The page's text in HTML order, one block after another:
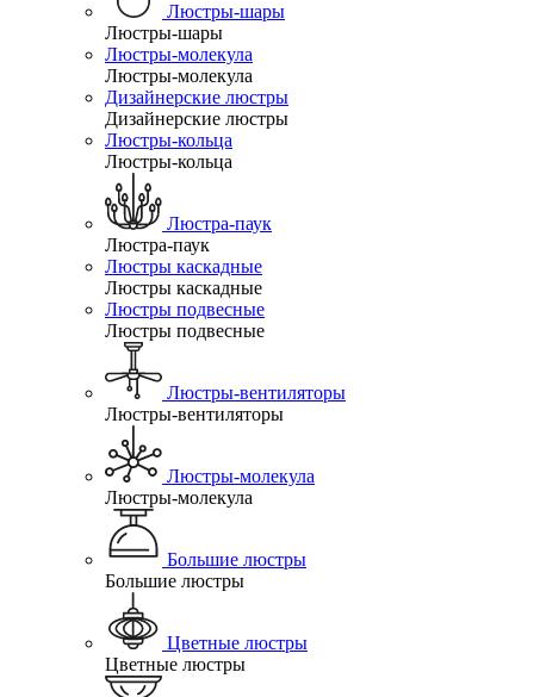
Люстры-шары
Люстры-шары
Люстры-молекула
Люстры-молекула
Дизайнерские люстры
Дизайнерские люстры
Люстры-кольца
Люстры-кольца
Люстра-паук
Люстра-паук
Люстры каскадные
Люстры каскадные
Люстры подвесные
Люстры подвесные
Люстры-вентиляторы
Люстры-вентиляторы
Люстры-молекула
Люстры-молекула
Большие люстры
Большие люстры
Цветные люстры
Цветные люстры